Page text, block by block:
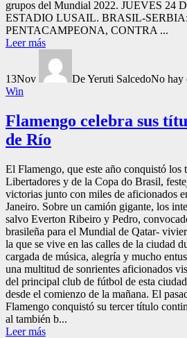
grupos del Mundial 2022. JUEVES 24
ESTADIO LUSAIL. BRASIL-
PENTACAMPEONA, CONTRA ...
Leer más
13Nov De Yeruti SalcedoNo hay
Win
Flamengo celebra sus
de Río
El Flamengo, que este año conquistó los
Libertadores y de la Copa do Brasil,
victorias junto con miles de aficionados
Janeiro. Sobre un camión gigante, los
salvo Everton Ribeiro y Pedro,
brasileña para el Mundial de Qatar-
la que se vive en las calles de la ciudad
cargada de música, alegría y mucho
una multitud de sonrientes aficionados
del principal club de fútbol de esta
desde el comienzo de la mañana. El
Flamengo conquistó su tercer título
al también b...
Leer más